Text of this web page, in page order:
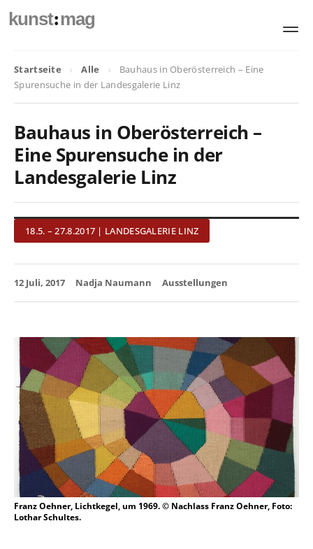
kunst:mag
Startseite Alle
Bauhaus in Oberösterreich – Eine
Spurensuche in der Landesgalerie Linz
Bauhaus in Oberösterreich –
Eine Spurensuche in der
Landesgalerie Linz
18.5. – 27.8.2017 | LANDESGALERIE LINZ
12 Juli, 2017 Nadja Naumann Ausstellungen
Franz Oehner, Lichtkegel, um 1969. © Nachlass Franz Oehner, Foto:
Lothar Schultes.